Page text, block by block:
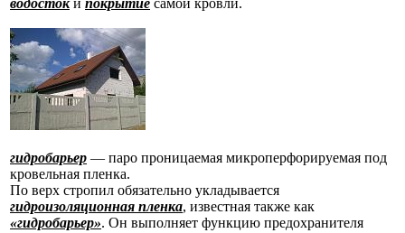
водостоки покрытие самой кровли.
гидробарьер — паро проницаемая микроперфорируемая под
кровельная пленка.
По верх стропил обязательно укладывается
гидроизоляционная пленка, известная также как
«гидробарьер». Он выполняет функцию предохранителя